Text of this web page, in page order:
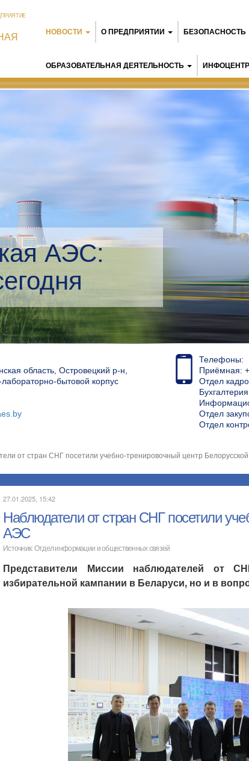
НОВОСТИ О ПРЕДПРИЯТИИ БЕЗОПАСНОСТЬ
ОБРАЗОВАТЕЛЬНАЯ ДЕЯТЕЛЬНОСТЬ ИНФОЦЕНТР
АЭС:
менеджмент
область, Островецкий р-н,
бытовой корпус
Телефоны:
Приёмная:
Отдел
Отдел
Отдел
от стран СНГ посетили учебно-тренировочный центр
27.01.2025, 15:42
Наблюдатели от стран СНГ посетили
АЭС
Источник: Отдел информации и общественных связей
Представители Миссии наблюдателей от
избирательной кампании в Беларуси, но и в